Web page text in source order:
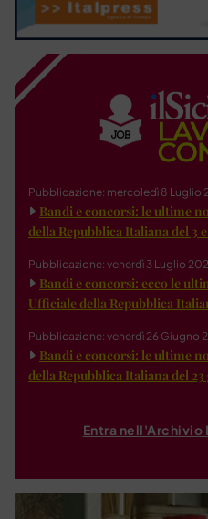
Pubblicazione: mercoledì 8 Luglio
Bandi e concorsi: le ultime
della Repubblica Italiana del 3
Pubblicazione: venerdì 3 Luglio
Bandi e concorsi: ecco le
Ufficiale della Repubblica
Pubblicazione: venerdì 26 Giugno
Bandi e concorsi: le ultime
della Repubblica Italiana del
Entra nell'Archivio